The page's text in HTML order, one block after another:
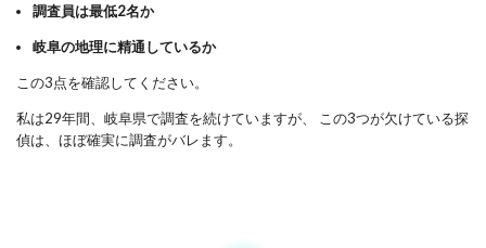
調査員は最低2名か
岐阜の地理に精通しているか
この3点を確認してください。
私は29年間、岐阜県で調査を続けていますが、 この3つが欠けている探
偵は、ほぼ確実に調査がバレます。